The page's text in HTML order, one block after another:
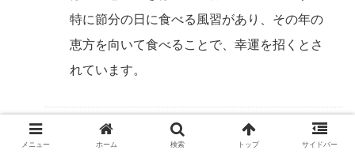
特に節分の日に食べる風習があり、その年の
恵方を向いて食べることで、幸運を招くとさ
れています。
恵方巻きは切るとダメですか？
メニュー ホーム 検索 トップ サイドバー